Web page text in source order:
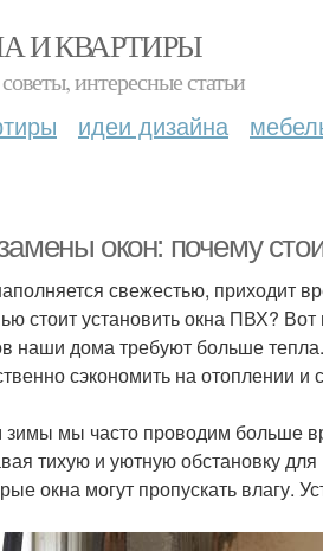
И КВАРТИРЫ
интересные статьи
идеи дизайна
окон: почему
свежестью, приходит
установить окна ПВХ? Вот
наши дома требуют больше
сэкономить на отоплении и
зимы мы часто проводим больше
тихую и уютную обстановку
окна могут пропускать влагу.